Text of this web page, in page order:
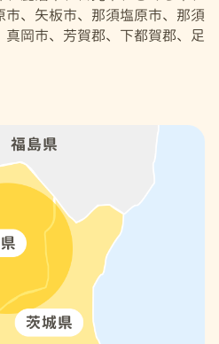
、矢板市、那須塩原市、那須
岡市、芳賀郡、下都賀郡、足